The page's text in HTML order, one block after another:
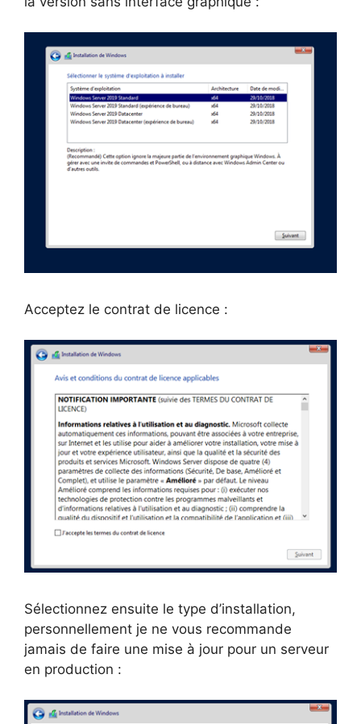
Acceptez le contrat de licence :
Sélectionnez ensuite le type d’installation,
personnellement je ne vous recommande
jamais de faire une mise à jour pour un serveur
en production :